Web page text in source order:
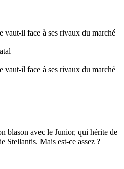
vaut-il face à ses rivaux du marché
vaut-il face à ses rivaux du marché
blason avec le Junior, qui hérite de
Stellantis. Mais est-ce assez ?